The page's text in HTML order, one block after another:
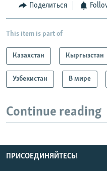
Поделиться
This item is part of
Казахстан Кыргызстан
Узбекистан В мире
Continue reading
ПРИСОЕДИНЯЙТЕСЬ!